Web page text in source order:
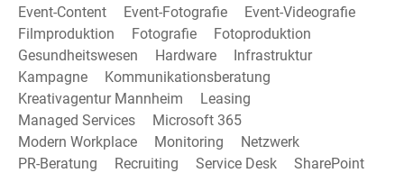
Event-Content
Event-Fotografie
Event-Videografie
Filmproduktion
Fotografie
Fotoproduktion
Gesundheitswesen
Hardware
Infrastruktur
Kampagne
Kommunikationsberatung
Kreativagentur Mannheim
Leasing
Managed Services
Microsoft 365
Modern Workplace
Monitoring
Netzwerk
PR-Beratung
Recruiting Service Desk
SharePoint